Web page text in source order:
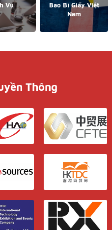
Vụ
Bao Bì Giấy Việt
Nam
Thông